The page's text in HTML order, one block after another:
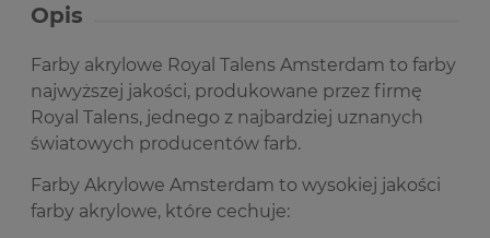
Opis
Farby akrylowe Royal Talens Amsterdam to farby
najwyższej jakości, produkowane przez firmę
Royal Talens, jednego z najbardziej uznanych
światowych producentów farb.
Farby Akrylowe Amsterdam to wysokiej jakości
farby akrylowe, które cechuje: